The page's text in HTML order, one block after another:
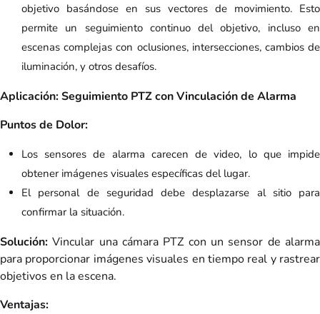
objetivo basándose en sus vectores de movimiento. Esto
permite un seguimiento continuo del objetivo, incluso en
escenas complejas con oclusiones, intersecciones, cambios de
iluminación, y otros desafíos.
Aplicación: Seguimiento PTZ con Vinculación de Alarma
Puntos de Dolor:
Los sensores de alarma carecen de video, lo que impide
obtener imágenes visuales específicas del lugar.
El personal de seguridad debe desplazarse al sitio para
confirmar la situación.
Solución: Vincular una cámara PTZ con un sensor de alarma
para proporcionar imágenes visuales en tiempo real y rastrear
objetivos en la escena.
Ventajas: